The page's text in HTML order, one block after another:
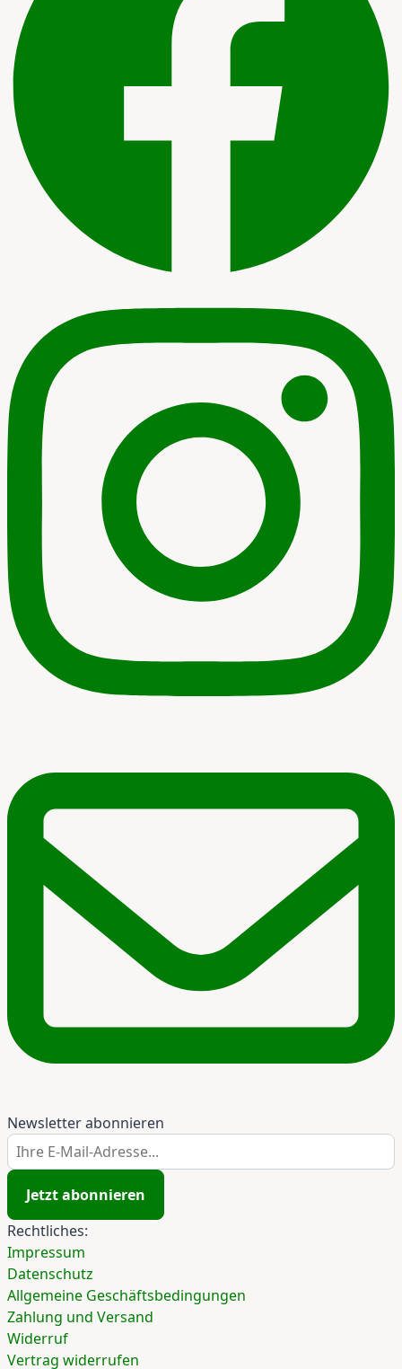
Newsletter abonnieren
Ihre E-Mail-Adresse...
Jetzt abonnieren
Rechtliches:
Impressum
Datenschutz
Allgemeine Geschäftsbedingungen
Zahlung und Versand
Widerruf
Vertrag widerrufen